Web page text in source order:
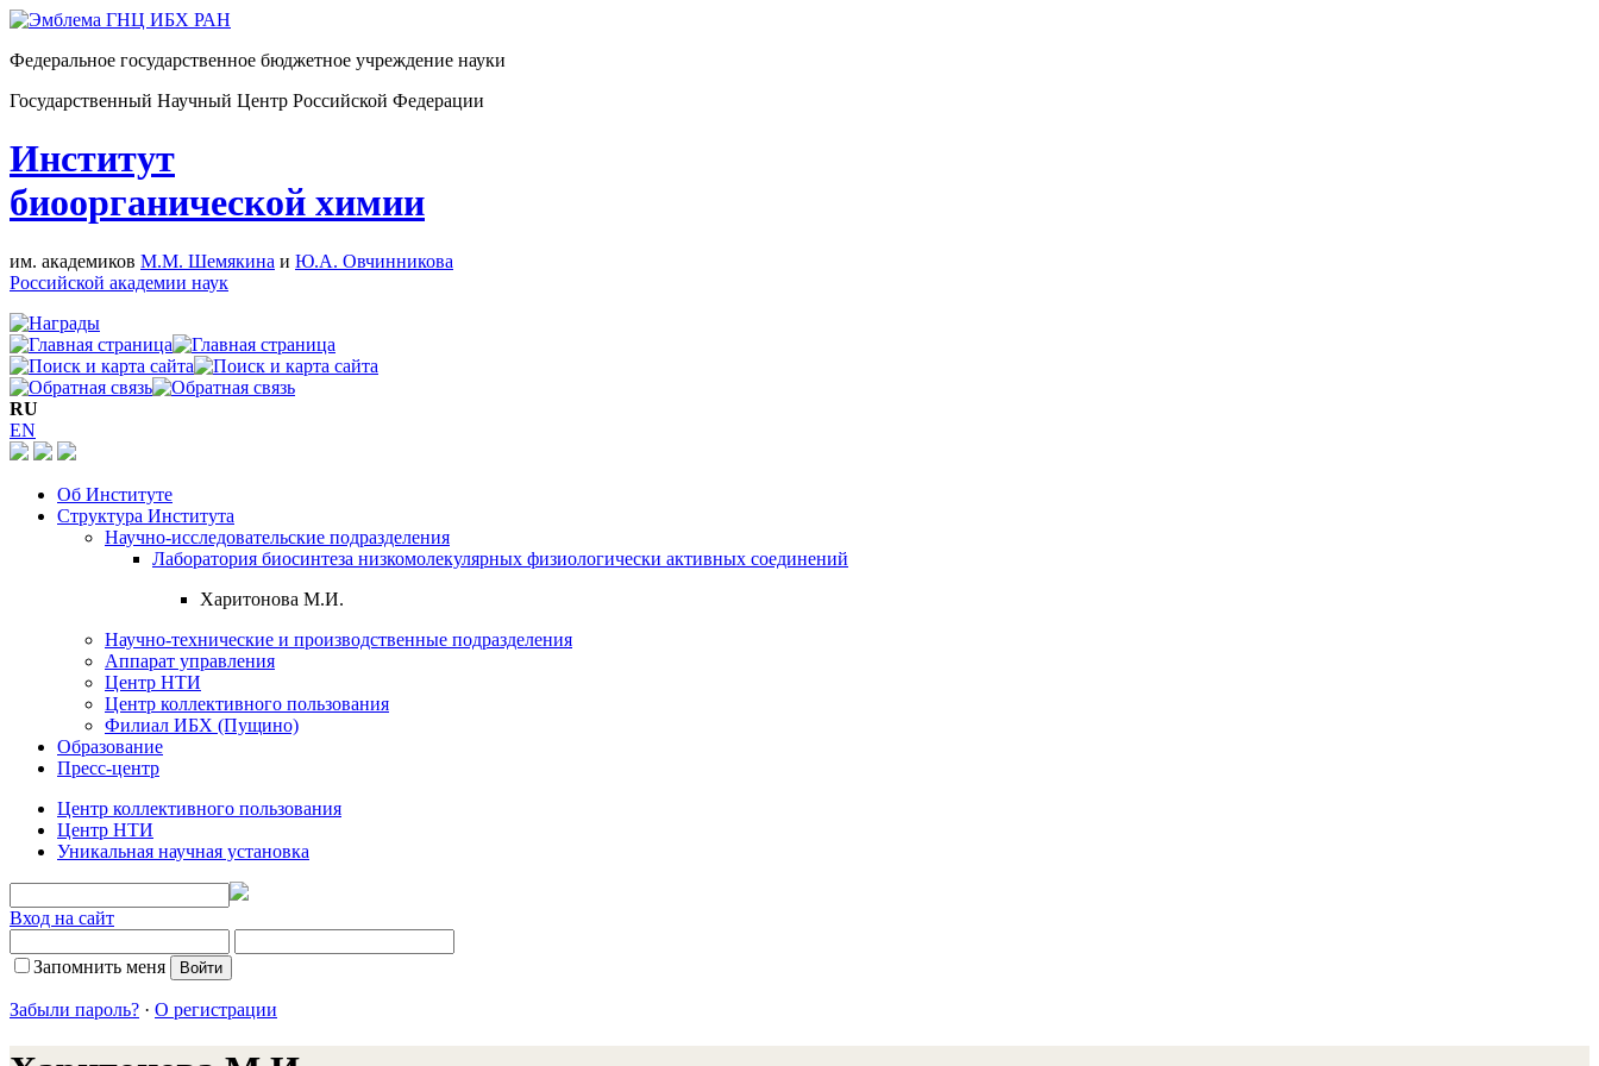
Федеральное государственное бюджетное учреждение науки
Государственный Научный Центр Российской Федерации
Институт
биоорганической химии
им. академиков М.М. Шемякина и Ю.А. Овчинникова
Российской академии наук
RU
EN
Об Институте
Структура Института
Научно-исследовательские подразделения
Лаборатория биосинтеза низкомолекулярных физиологически активных соединений
Харитонова М.И.
Научно-технические и производственные подразделения
Аппарат управления
Центр НТИ
Центр коллективного пользования
Филиал ИБХ (Пущино)
Образование
Пресс-центр
Центр коллективного пользования
Центр НТИ
Уникальная научная установка
Вход на сайт
Запомнить меня
Забыли пароль? · О регистрации